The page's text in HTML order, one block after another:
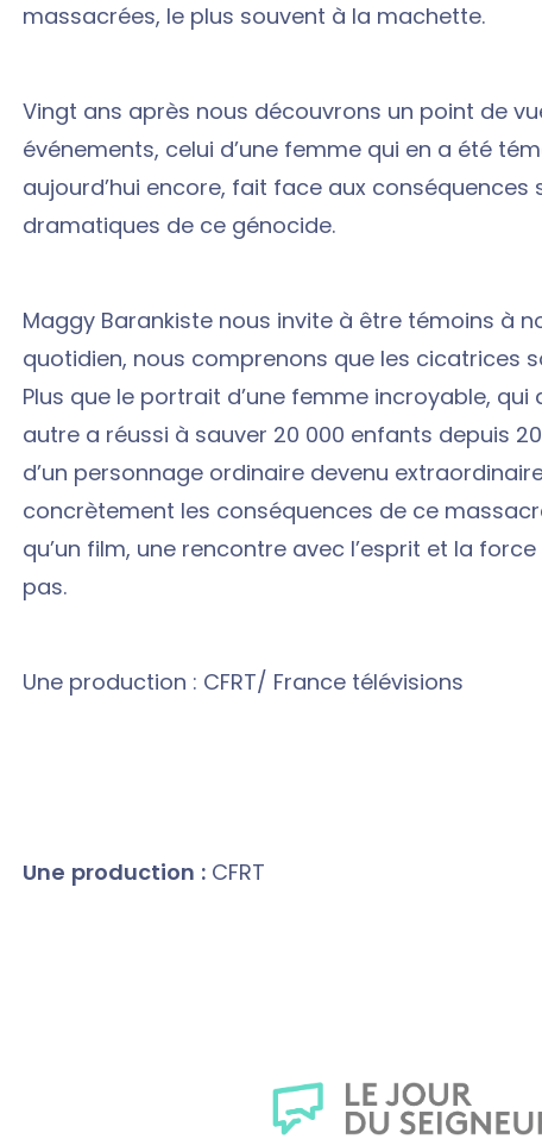
massacrées, le plus souvent à la machette.
Vingt ans après nous découvrons un point de
événements, celui d’une femme qui en a été
aujourd’hui encore, fait face aux conséquences
dramatiques de ce génocide.
Maggy Barankiste nous invite à être témoins à
quotidien, nous comprenons que les cicatrices
Plus que le portrait d’une femme incroyable, qui
autre a réussi à sauver 20 000 enfants depuis
d’un personnage ordinaire devenu
concrètement les conséquences de ce
qu’un film, une rencontre avec l’esprit et la
pas.
Une production : CFRT/ France télévisions
Une production : CFRT